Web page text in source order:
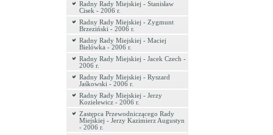
Radny Rady Miejskiej - Stanisław
Cisek - 2006 r.
Radny Rady Miejskiej - Zygmunt
Brzeziński - 2006 r.
Radny Rady Miejskiej - Maciej
Bielówka - 2006 r.
Radny Rady Miejskiej - Jacek Czech -
2006 r.
Radny Rady Miejskiej - Ryszard
Jaśkowski - 2006 r.
Radny Rady Miejskiej - Jerzy
Kozielewicz - 2006 r.
Zastępca Przewodniczącego Rady
Miejskiej - Jerzy Kazimierz Augustyn
- 2006 r.